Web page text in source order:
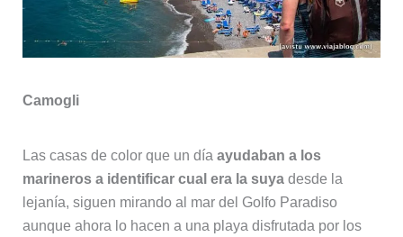
Camogli
Las casas de color que un día ayudaban a los
marineros a identificar cual era la suyadesde la
lejanía, siguen mirando al mar del Golfo Paradiso
aunque ahora lo hacen a una playa disfrutada por los